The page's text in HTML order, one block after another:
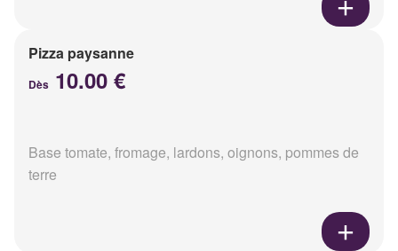
Pizza paysanne
Dès 10.00 €
Base tomate, fromage, lardons, oignons, pommes de
terre